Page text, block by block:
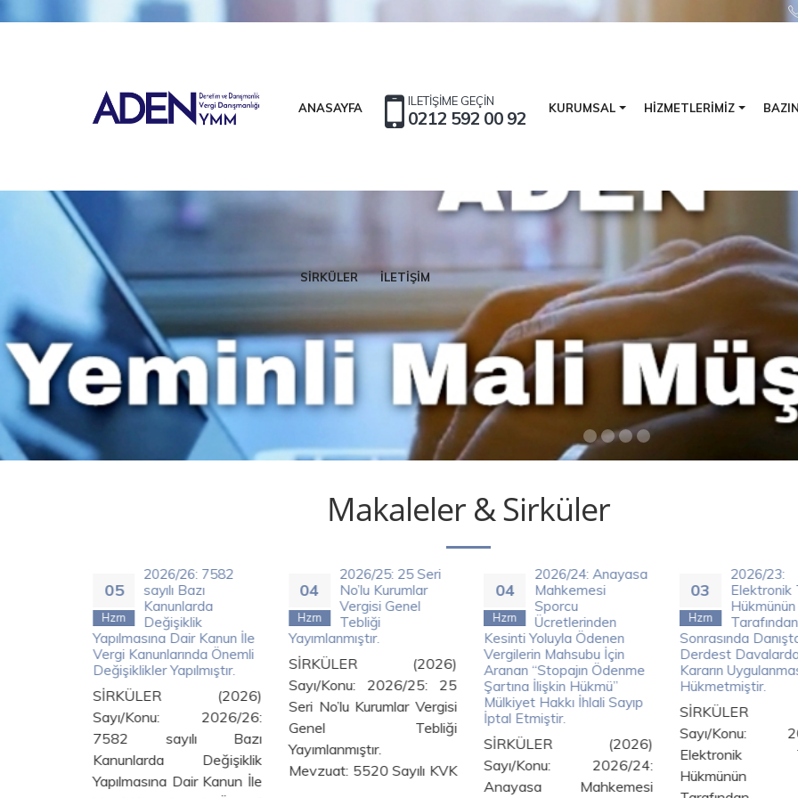
ANASAYFA ILETİŞİME GEÇİN
0212 592 00 92 KURUMSAL HİZMETLERİMİZ
SİRKÜLER İLETİŞİM
Etkili Vergi Danışmanlığı Ve Sonuç Alan Bir Denetim Modeli
Kalite Asla Tesadüf Değildir. Değer Yaratan Hizmet, Sonuç Odaklı Denetim,
Makaleler & Sirküler
05
Hzrn
2026/26: 7582
sayılı Bazı
Kanunlarda
Değişiklik
Yapılmasına Dair Kanun İle
Vergi Kanunlarında Önemli
Değişiklikler Yapılmıştır.
SİRKÜLER (2026)
Sayı/Konu: 2026/26:
7582 sayılı Bazı
Kanunlarda Değişiklik
Yapılmasına Dair Kanun İle
04
Hzrn
2026/25: 25 Seri
No’lu Kurumlar
Vergisi Genel
Tebliği
Yayımlanmıştır.
SİRKÜLER (2026)
Sayı/Konu: 2026/25: 25
Seri No’lu Kurumlar Vergisi
Genel Tebliği
Yayımlanmıştır.
Mevzuat: 5520 Sayılı KVK
04
Hzrn
2026/24: Anayasa
Mahkemesi
Sporcu
Ücretlerinden
Kesinti Yoluyla Ödenen
Vergilerin Mahsubu İçin
Aranan “Stopajın Ödenme
Şartına İlişkin Hükmü”
Mülkiyet Hakkı İhlali Sayıp
İptal Etmiştir.
SİRKÜLER (2026)
Sayı/Konu: 2026/24:
Anayasa Mahkemesi
03
Hzrn
2026/23:
Elektronik
Hükmünün
Sonrasında
Derdest
Kararın
Hükmetmiştir.
SİRKÜLER
Sayı/Konu:
Elektronik
Hükmünün